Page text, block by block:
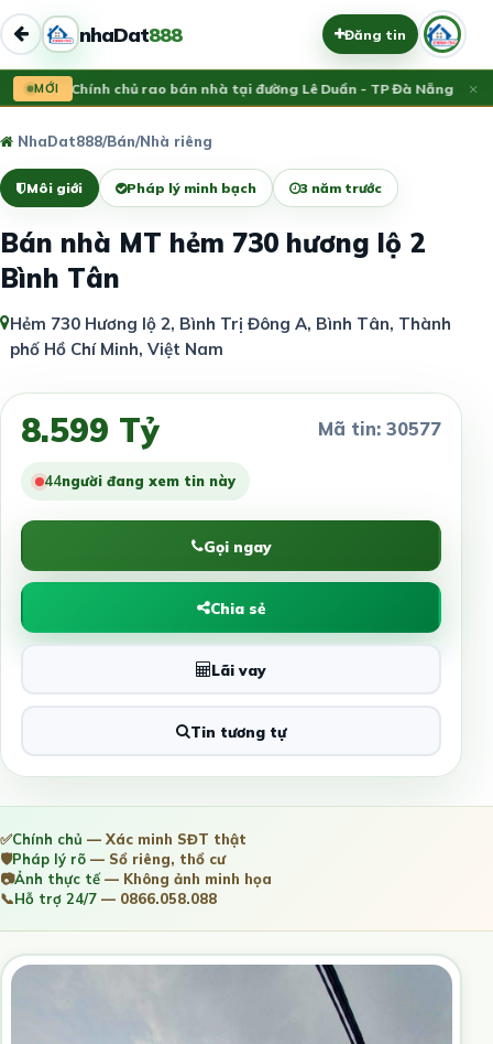
nhaDat888 Đăng tin
MỚI
đăng: Chính chủ rao bán nhà tại đường Lê Duẩn - TP Đà Nẵng; DT 1
×
NhaDat888/Bán/Nhà riêng
Môi giới Pháp lý minh bạch 3 năm trước
Bán nhà MT hẻm 730 hương lộ 2
Bình Tân
Hẻm 730 Hương lộ 2, Bình Trị Đông A, Bình Tân, Thành
phố Hồ Chí Minh, Việt Nam
8.599 Tỷ Mã tin: 30577
44người đang xem tin này
Gọi ngay
Chia sẻ
Lãi vay
Tin tương tự
✅Chính chủ — Xác minh SĐT thật
🛡️Pháp lý rõ — Sổ riêng, thổ cư
📷Ảnh thực tế— Không ảnh minh họa
📞Hỗ trợ 24/7 — 0866.058.088